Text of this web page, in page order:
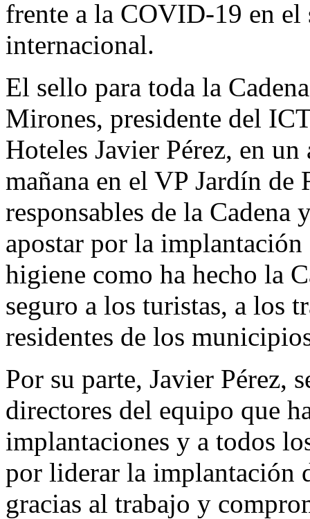
frente a la COVID-19 en
internacional.
El sello para toda la
Mirones, presidente del
Hoteles Javier Pérez, en
mañana en el VP Jardín
responsables de la Cadena
apostar por la implantación
higiene como ha hecho la
seguro a los turistas, a los
residentes de los
Por su parte, Javier Pérez,
directores del equipo que
implantaciones y a todos
por liderar la implantación
gracias al trabajo y